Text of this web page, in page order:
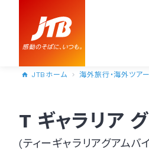
JTBホーム 海外旅行・海外ツアー
T ギャラリア
(ティーギャラリアグアムバ